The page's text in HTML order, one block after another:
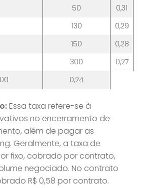
50
0,31
130
0,29
150
0,28
300
0,27
0,24
Essa taxa refere-se à
no encerramento de
além de pagar as
Geralmente, a taxa de
fixo, cobrado por contrato,
negociado. No contrato
R$ 0,58 por contrato.